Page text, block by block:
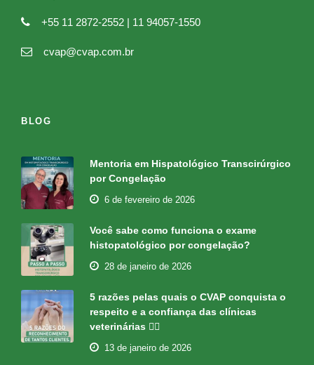
+55 11 2872-2552 | 11 94057-1550
cvap@cvap.com.br
BLOG
Mentoria em Hispatológico Transcirúrgico
por Congelação
6 de fevereiro de 2026
Você sabe como funciona o exame
histopatológico por congelação?
28 de janeiro de 2026
5 razões pelas quais o CVAP conquista o
respeito e a confiança das clínicas
veterinárias 👇🏻
13 de janeiro de 2026